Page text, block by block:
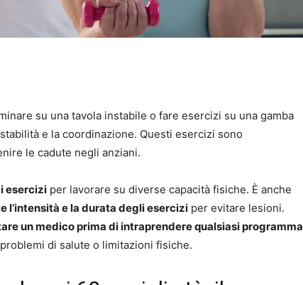
su una tavola instabile o fare esercizi su una gamba
e la coordinazione. Questi esercizi sono
le cadute negli anziani.
esercizi per lavorare su diverse capacità fisiche. È anche
l’intensità e la durata degli esercizi per evitare lesioni.
un medico prima di intraprendere qualsiasi programma
di salute o limitazioni fisiche.